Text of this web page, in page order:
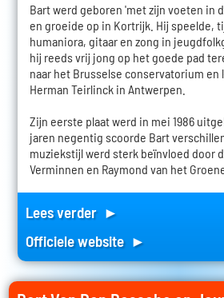
Bart werd geboren 'met zijn voeten in
en groeide op in Kortrijk. Hij speelde,
humaniora, gitaar en zong in
hij reeds vrij jong op het goede pad
naar het Brusselse conservatorium en
Herman Teirlinck in Antwerpen.
Zijn eerste plaat werd in mei 1986
jaren negentig scoorde Bart
muziekstijl werd sterk beïnvloed door
Verminnen en Raymond van het
Lees verder ►
Officiele website ►